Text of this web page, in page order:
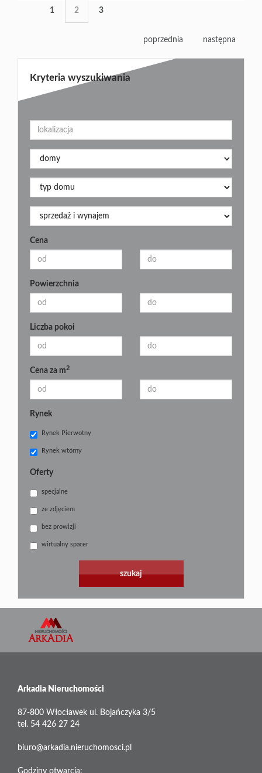
1 2 3
poprzednia następna
Kryteria wyszukiwania
Cena
Powierzchnia
Liczba pokoi
Cena za m 2
Rynek
Rynek Pierwotny
Rynek wtórny
Oferty
specjalne
ze zdjęciem
bez prowizji
wirtualny spacer
Arkadia Nieruchomości
87-800 Włocławek ul. Bojańczyka 3/5
tel. 54 426 27 24
biuro@arkadia.nieruchomosci.pl
Godziny otwarcia: